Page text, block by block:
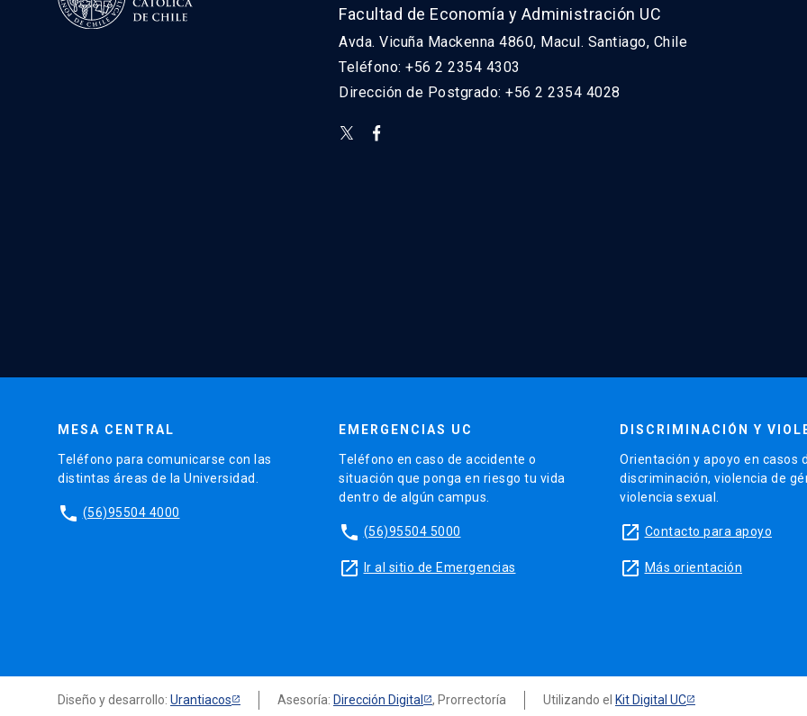
Facultad de Economía y Administración UC
Avda. Vicuña Mackenna 4860, Macul. Santiago, Chile
Teléfono: +56 2 2354 4303
Dirección de Postgrado: +56 2 2354 4028
MESA CENTRAL
Teléfono para comunicarse con las
distintas áreas de la Universidad.
phone (56)95504 4000
EMERGENCIAS UC
Teléfono en caso de accidente o
situación que ponga en riesgo tu vida
dentro de algún campus.
phone (56)95504 5000
launch Ir al sitio de Emergencias
DISCRIMINACIÓN Y
Orientación y apoyo en casos
discriminación, violencia de
violencia sexual.
launch Contacto para apoyo
launch Más orientación
Diseño y desarrollo: Urantiacos Asesoría: Dirección Digital , Prorrectoría Utilizando el Kit Digital UC